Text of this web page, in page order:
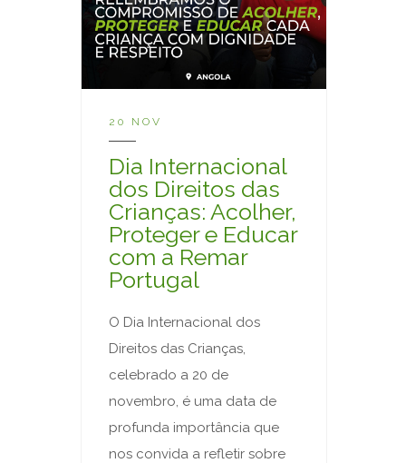
20 NOV
Dia Internacional
dos Direitos das
Crianças: Acolher,
Proteger e Educar
com a Remar
Portugal
O Dia Internacional dos
Direitos das Crianças,
celebrado a 20 de
novembro, é uma data de
profunda importância que
nos convida a refletir sobre